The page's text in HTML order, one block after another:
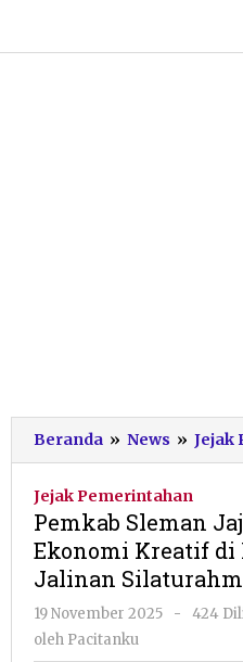
konten
Beranda » News » Jejak
Jejak Pemerintahan
Pemkab Sleman
Ekonomi Kreatif di
Jalinan
19 November 2025
oleh
-
424
oleh Pacitanku